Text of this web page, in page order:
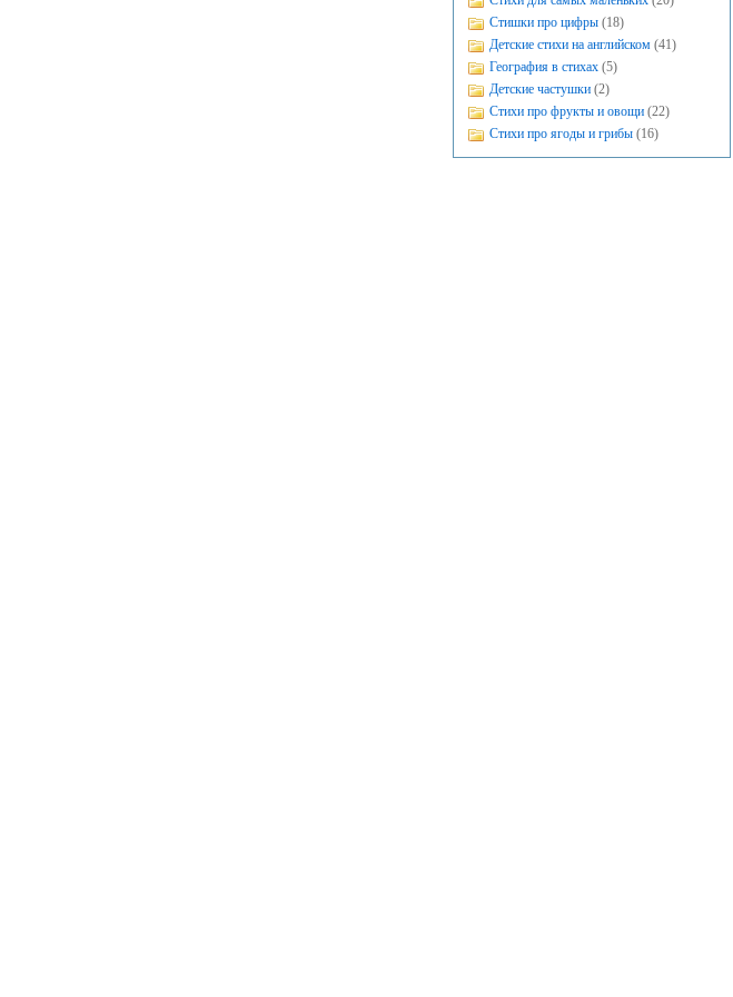
Стишки про цифры (18)
Детские стихи на английском (41)
География в стихах (5)
Детские частушки (2)
Стихи про фрукты и овощи (22)
Стихи про ягоды и грибы (16)